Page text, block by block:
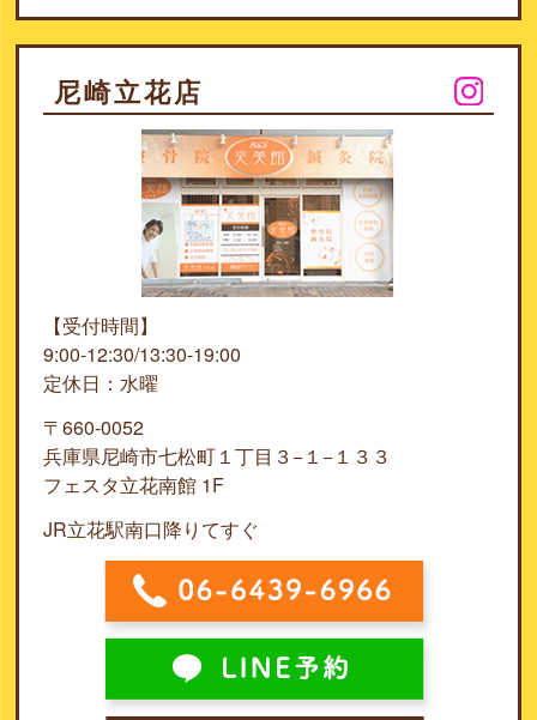
尼崎立花店
【受付時間】
9:00-12:30/13:30-19:00
定休日：水曜
〒660-0052
兵庫県尼崎市七松町１丁目３−１−１３３
フェスタ立花南館 1F
JR立花駅南口降りてすぐ